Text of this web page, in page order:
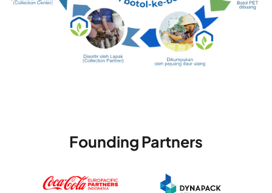
Founding Partners